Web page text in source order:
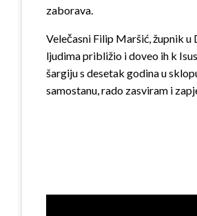
zaborava.
Velečasni Filip Maršić, župnik
ljudima približio i doveo ih k
šargi­ju s desetak godina u
samo­stanu, rado zasviram i